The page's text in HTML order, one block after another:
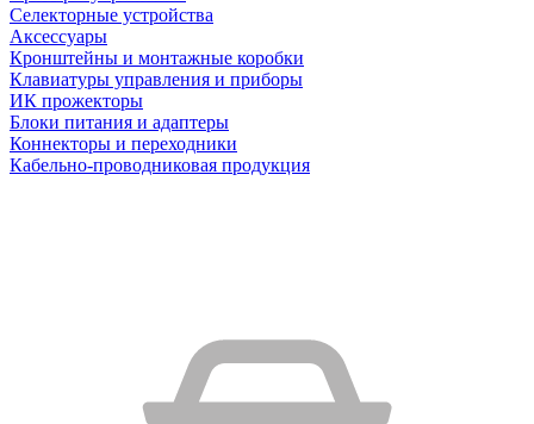
Селекторные устройства
Аксессуары
Кронштейны и монтажные коробки
Клавиатуры управления и приборы
ИК прожекторы
Блоки питания и адаптеры
Коннекторы и переходники
Кабельно-проводниковая продукция